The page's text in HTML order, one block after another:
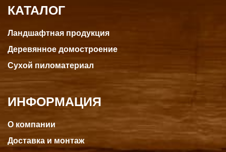
КАТАЛОГ
Ландшафтная продукция
Деревянное домостроение
Сухой пиломатериал
ИНФОРМАЦИЯ
О компании
Доставка и монтаж